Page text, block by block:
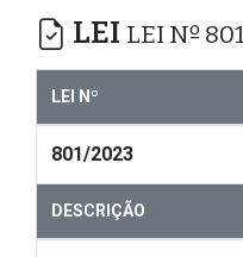
LEI LEI Nº
LEI Nº
801/2023
DESCRIÇÃO